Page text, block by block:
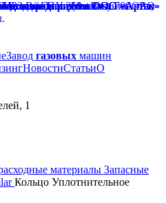
Завод газовых машин
НовостиСтатьиО
1
материалы Запасные
Кольцо Уплотнительное